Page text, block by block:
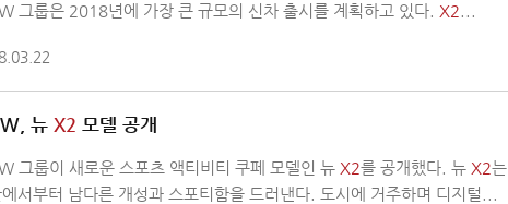
그룹은 2018년에 가장 큰 규모의 신차 출시를 계획하고 있다. X2
뉴 X2 모델 공개
그룹이 새로운 스포츠 액티비티 쿠페 모델인 뉴 X2를 공개했다. 뉴 X2는
서부터 남다른 개성과 스포티함을 드러낸다. 도시에 거주하며 디지털...